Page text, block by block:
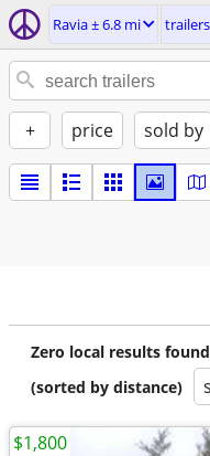
Ravia ± 6.8 mi trailers
+ price sold by
Zero local results
(sorted by distance)
$1,800